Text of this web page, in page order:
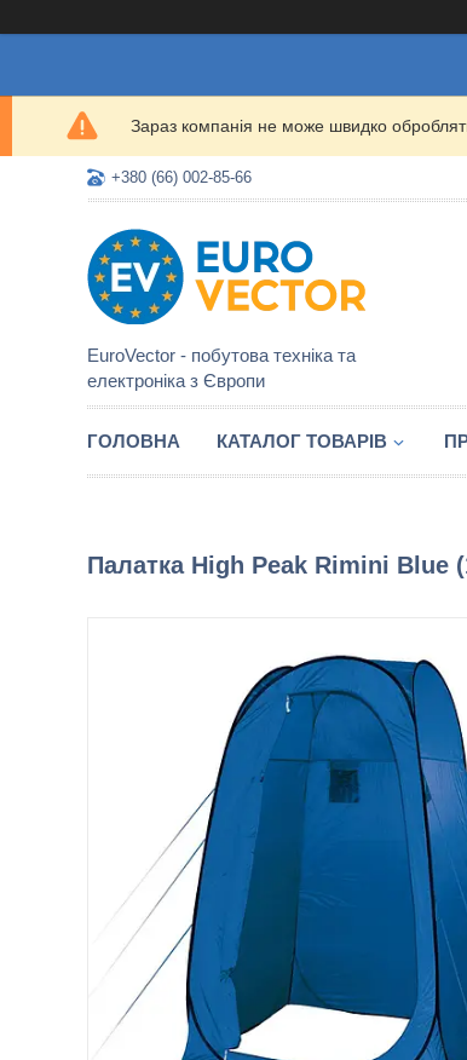
Зараз компанія не може швидко
+380 (66) 002-85-66
EuroVector - побутова техніка та
електроніка з Європи
ГОЛОВНА КАТАЛОГ ТОВАРІВ
Палатка High Peak Rimini Blue